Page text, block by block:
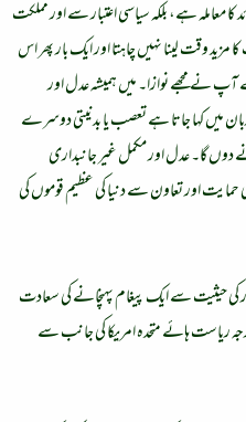
کا معاملہ ہے، بلکہ سیاسی اعتبار سے اور مملکت
وقت لینا نہیں چاہتا اور ایک بار پھر اس
نے مجھے نوازا۔ میں ہمیشہ عدل اور
میں کہا جاتا ہے تعصب یا بدنیتی دوسرے
دوں گا۔ عدل اور مکمل غیر جانبداری
اور تعاون سے دنیا کی عظیم قوموں کی
کی حیثیت سے ایک پیغام پہنچانے کی سعادت
ریاست ہائے متحدہ امریکا کی جانب سے